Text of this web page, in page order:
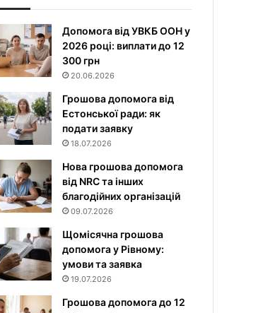
Допомога від УВКБ ООН у
2026 році: виплати до 12
300 грн
20.06.2026
Грошова допомога від
Естонської ради: як
подати заявку
18.07.2026
Нова грошова допомога
від NRC та інших
благодійних організацій
09.07.2026
Щомісячна грошова
допомога у Рівному:
умови та заявка
19.07.2026
Грошова допомога до 12